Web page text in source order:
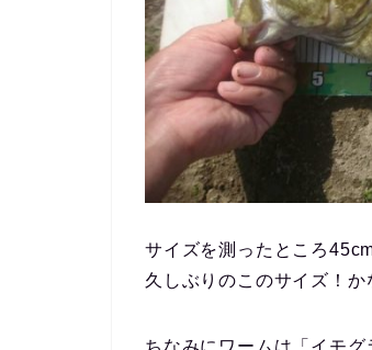
サイズを測ったところ
久しぶりのこのサイズ！か